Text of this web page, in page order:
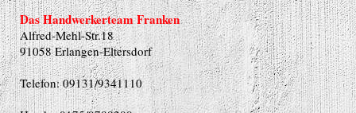
Das Handwerkerteam Franken
Alfred-Mehl-Str.18
91058 Erlangen-Eltersdorf
Telefon: 09131/9341110